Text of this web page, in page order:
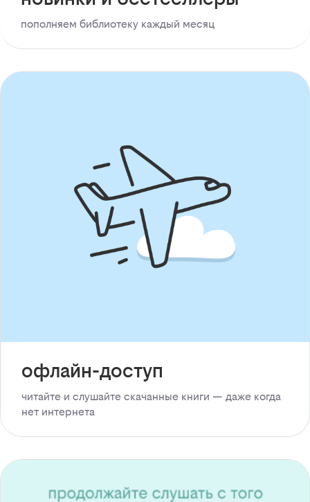
пополняем библиотеку каждый месяц
офлайн-доступ
читайте и слушайте скачанные книги — даже когда
нет интернета